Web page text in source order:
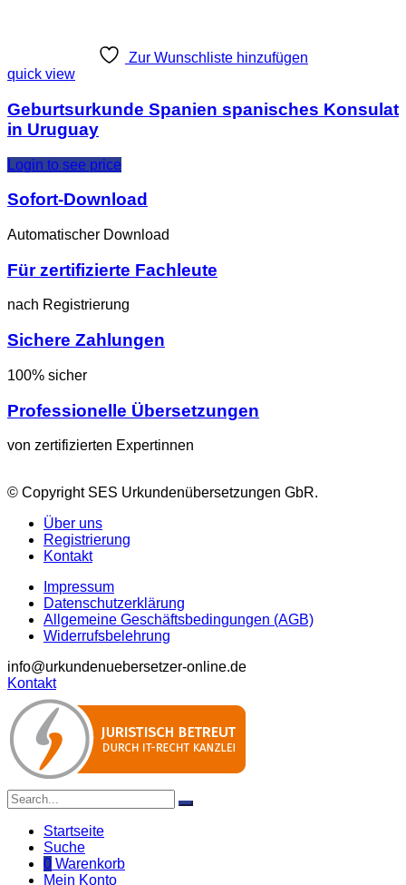
Zur Wunschliste hinzufügen
quick view
Geburtsurkunde Spanien spanisches Konsulat
in Uruguay
Login to see price
Sofort-Download
Automatischer Download
Für zertifizierte Fachleute
nach Registrierung
Sichere Zahlungen
100% sicher
Professionelle Übersetzungen
von zertifizierten Expertinnen
© Copyright SES Urkundenübersetzungen GbR.
Über uns
Registrierung
Kontakt
Impressum
Datenschutzerklärung
Allgemeine Geschäftsbedingungen (AGB)
Widerrufsbelehrung
info@urkundenuebersetzer-online.de
Kontakt
Startseite
Suche
0 Warenkorb
Mein Konto